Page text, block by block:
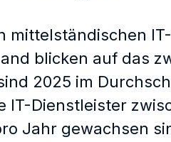
mittelständischen
blicken auf das
2025 im
IT-Dienstleister
Jahr gewachsen